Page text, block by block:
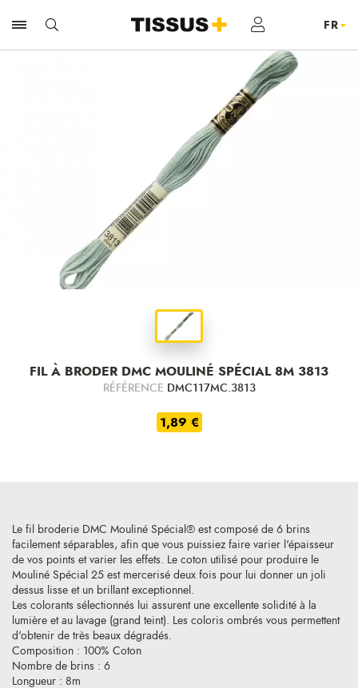
FIL À BRODER DMC MOULINÉ SPÉCIAL 8M 3813
RÉFÉRENCE DMC117MC.3813
1,89 €
Le fil broderie DMC Mouliné Spécial® est composé de 6 brins
facilement séparables, afin que vous puissiez faire varier l'épaisseur
de vos points et varier les effets. Le coton utilisé pour produire le
Mouliné Spécial 25 est mercerisé deux fois pour lui donner un joli
dessus lisse et un brillant exceptionnel.
Les colorants sélectionnés lui assurent une excellente solidité à la
lumière et au lavage (grand teint). Les coloris ombrés vous permettent
d'obtenir de très beaux dégradés.
Composition : 100% Coton
Nombre de brins : 6
Longueur : 8m